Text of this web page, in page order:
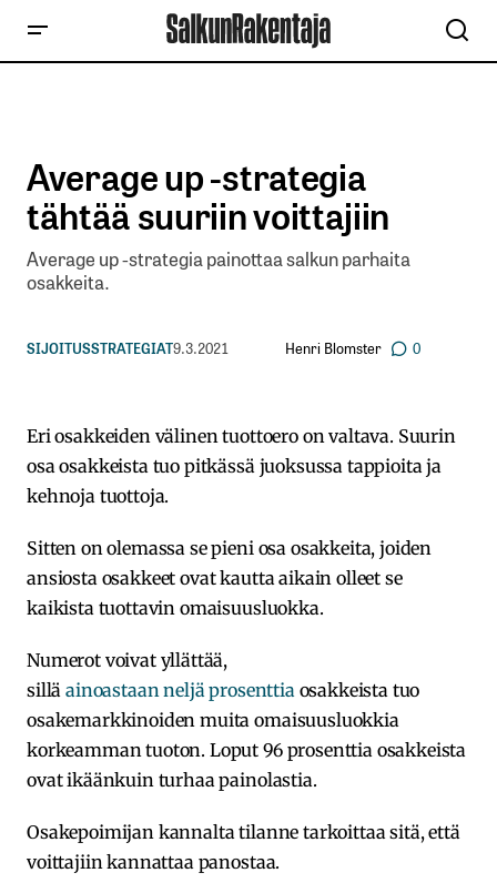
Average up -strategia
tähtää suuriin voittajiin
Average up -strategia painottaa salkun parhaita
osakkeita.
SIJOITUSSTRATEGIAT9.3.2021 Henri Blomster 0
Eri osakkeiden välinen tuottoero on valtava. Suurin
osa osakkeista tuo pitkässä juoksussa tappioita ja
kehnoja tuottoja.
Sitten on olemassa se pieni osa osakkeita, joiden
ansiosta osakkeet ovat kautta aikain olleet se
kaikista tuottavin omaisuusluokka.
Numerot voivat yllättää,
silläainoastaan neljä prosenttia osakkeista tuo
osakemarkkinoiden muita omaisuusluokkia
korkeamman tuoton. Loput 96 prosenttia osakkeista
ovat ikäänkuin turhaa painolastia.
Osakepoimijan kannalta tilanne tarkoittaa sitä, että
voittajiin kannattaa panostaa.